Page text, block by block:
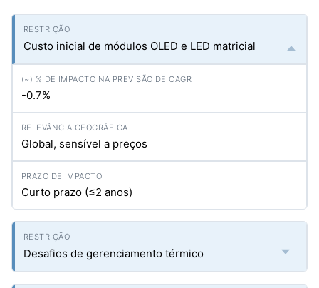
Custo inicial de módulos OLED e LED matricial
-0.7%
Global, sensível a preços
Curto prazo (≤2 anos)
Desafios de gerenciamento térmico